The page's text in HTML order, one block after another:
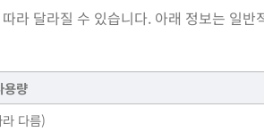
라 달라질 수 있습니다. 아래 정보는 일반
용량
다름)